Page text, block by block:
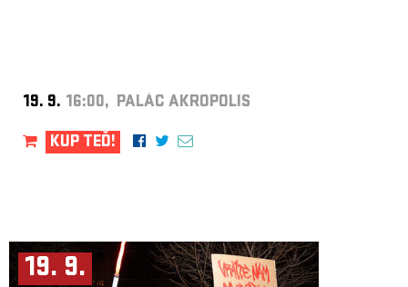
19. 9. 16:00, PALÁC AKROPOLIS
KUP TEĎ!
19. 9.